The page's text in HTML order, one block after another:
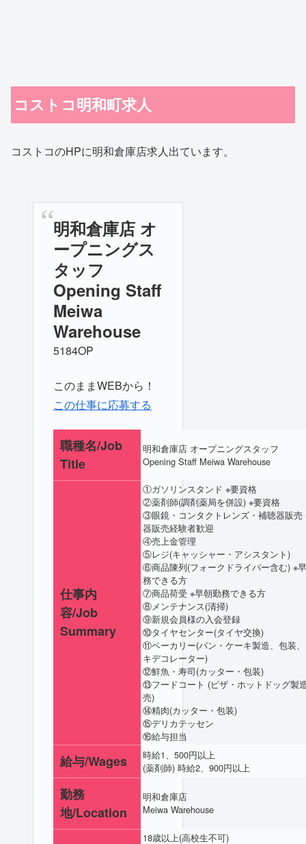
コストコ明和町求人
コストコのHPに明和倉庫店求人出ています。
明和倉庫店 オ
ープニングス
タッフ
Opening Staff
Meiwa
Warehouse
5184OP
このままWEBから！
この仕事に応募する
職種名/Job
Title
明和倉庫店 オープニングスタッフ
Opening Staff Meiwa Warehouse
仕事内
容/Job
Summary
①ガソリンスタンド ※要資格
②薬剤師(調剤薬局を併設) ※要資格
③眼鏡・コンタクトレンズ・補聴器販売
器販売経験者歓迎
④売上金管理
⑤レジ(キャッシャー・アシスタント)
⑥商品陳列(フォークドライバー含む) ※
務できる方
⑦商品荷受 ※早朝勤務できる方
⑧メンテナンス(清掃)
⑨新規会員様の入会登録
⑩タイヤセンター(タイヤ交換)
⑪ベーカリー(パン・ケーキ製造、包装
キデコレーター)
⑫鮮魚・寿司(カッター・包装)
⑬フードコート (ピザ・ホットドッグ製
売)
⑭精肉(カッター・包装)
⑮デリカテッセン
⑯給与担当
給与/Wages
時給1、500円以上
(薬剤師) 時給2、900円以上
勤務
地/Location
明和倉庫店
Meiwa Warehouse
18歳以上(高校生不可)